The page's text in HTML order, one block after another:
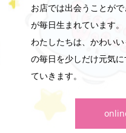
お店では出会うことが
が毎日生まれています。
わたしたちは、かわい
の毎日を少しだけ元気
ていきます。